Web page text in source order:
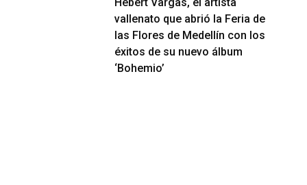
vallenato que abrió la Feria de
las Flores de Medellín con los
éxitos de su nuevo álbum
‘Bohemio’